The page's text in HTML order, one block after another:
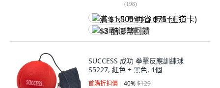
(198)
满 $1,500 再省 $75 (王道卡)
$3 酷澎幣回饋
SUCCESS 成功 拳擊反應訓練球
S5227, 紅色 + 黑色, 1個
首購折扣價 40%$129